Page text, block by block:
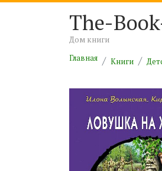
The-
Дом книги
Главная
Книги